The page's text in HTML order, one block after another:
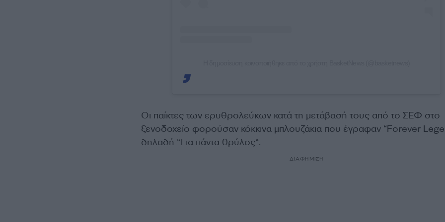
Οι παίκτες των ερυθρολεύκων κατά τη μετάβασή τους από το ΣΕΦ στο
ξενοδοχείο φορούσαν κόκκινα μπλουζάκια που έγραφαν “Forever
δηλαδή “Για πάντα θρύλος“.
ΔΙΑΦΗΜΙΣΗ